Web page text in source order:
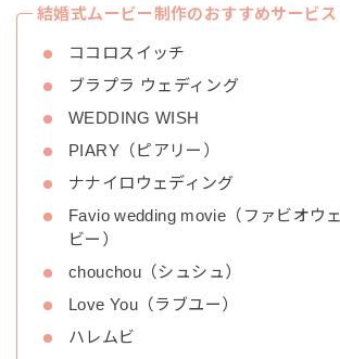
結婚式ムービー制作のおすすめサービス
ココロスイッチ
ブラプラ ウェディング
WEDDING WISH
PIARY（ピアリー）
ナナイロウェディング
Favio wedding movie（ファビオウ
ビー）
chouchou（シュシュ）
Love You（ラブユー）
ハレムビ